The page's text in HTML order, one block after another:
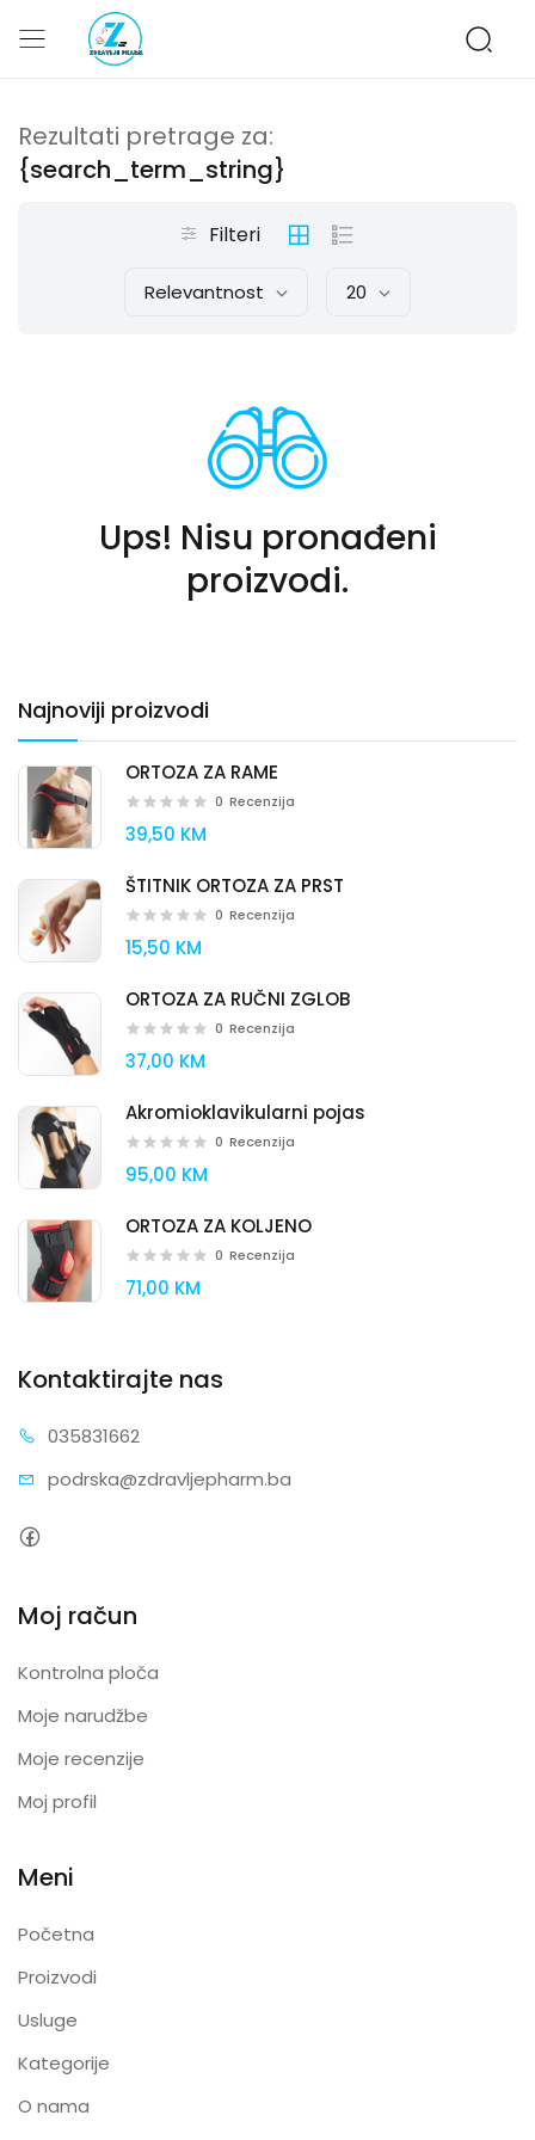
Najnoviji proizvodi
ORTOZA ZA RAME
0 Recenzija
39,50 KM
ŠTITNIK ORTOZA ZA PRST
0 Recenzija
15,50 KM
ORTOZA ZA RUČNI ZGLOB
0 Recenzija
37,00 KM
Akromioklavikularni pojas
0 Recenzija
95,00 KM
ORTOZA ZA KOLJENO
0 Recenzija
71,00 KM
Rezultati pretrage za:
{search_term_string}
Filteri
Relevantnost 20
Ups! Nisu pronađeni
proizvodi.
Kontaktirajte nas
035831662
podrska@zdravljepharm.ba
Moj račun
Kontrolna ploča
Moje narudžbe
Moje recenzije
Moj profil
Meni
Početna
Proizvodi
Usluge
Kategorije
O nama